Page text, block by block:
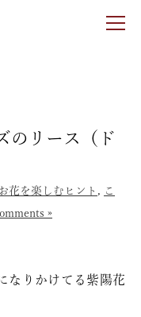
のリース（ド
花を楽しむヒント , こ
»
なりかけてる紫陽花